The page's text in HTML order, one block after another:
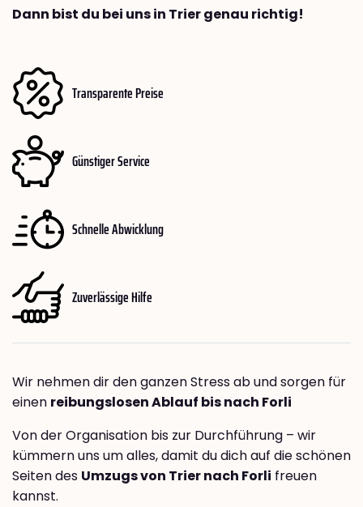
Dann bist du bei uns in Trier genau richtig!
Transparente Preise
Günstiger Service
Schnelle Abwicklung
Zuverlässige Hilfe
Wir nehmen dir den ganzen Stress ab und sorgen für
einen reibungslosen Ablauf bis nach Forli
Von der Organisation bis zur Durchführung – wir
kümmern uns um alles, damit du dich auf die schönen
Seiten des Umzugs von Trier nach Forli freuen
kannst.